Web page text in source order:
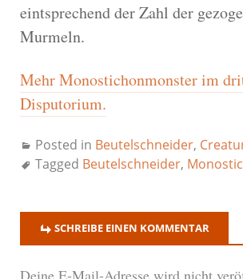
eintsprechend der Zahl der
Murmeln.
Mehr Monostichonmonster im
Disputorium.
Posted in Beutelschneider,
Tagged Beutelschneider,
SCHREIBE EINEN KOMMENTAR
Deine E-Mail-Adresse wird nicht